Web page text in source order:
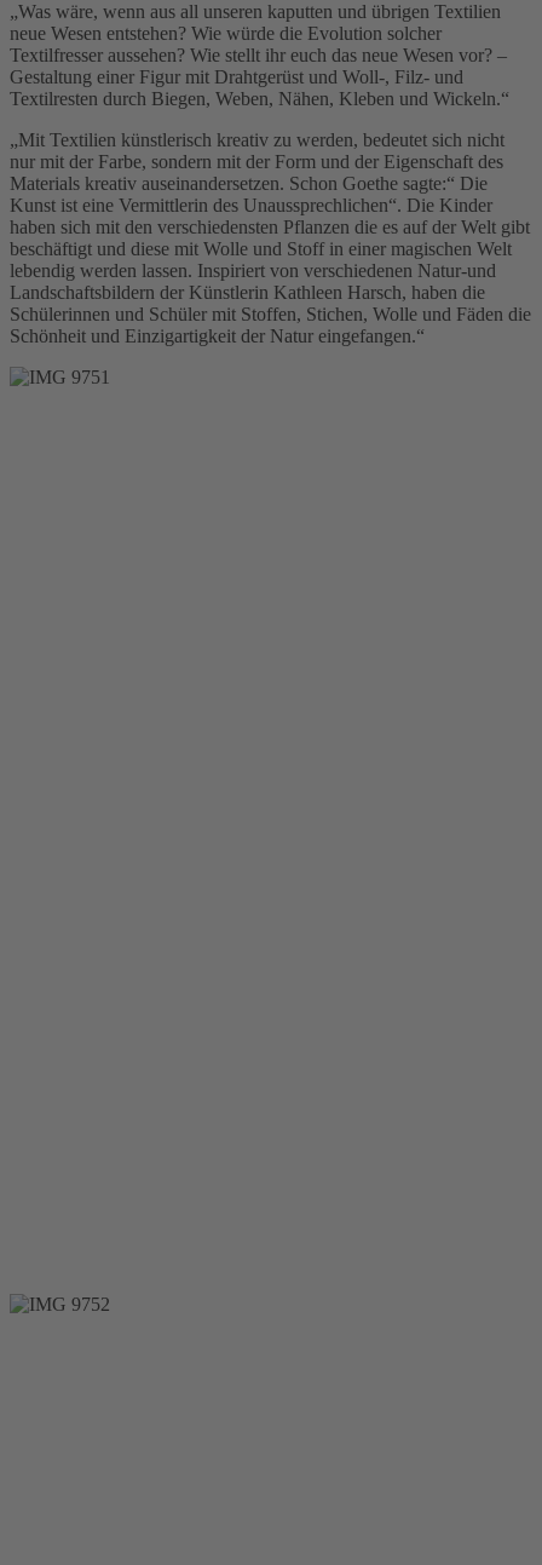
„Was wäre, wenn aus all unseren kaputten und übrigen Textilien
neue Wesen entstehen? Wie würde die Evolution solcher
Textilfresser aussehen? Wie stellt ihr euch das neue Wesen vor? –
Gestaltung einer Figur mit Drahtgerüst und Woll-, Filz- und
Textilresten durch Biegen, Weben, Nähen, Kleben und Wickeln.“
„Mit Textilien künstlerisch kreativ zu werden, bedeutet sich nicht
nur mit der Farbe, sondern mit der Form und der Eigenschaft des
Materials kreativ auseinandersetzen. Schon Goethe sagte:“ Die
Kunst ist eine Vermittlerin des Unaussprechlichen“. Die Kinder
haben sich mit den verschiedensten Pflanzen die es auf der Welt gibt
beschäftigt und diese mit Wolle und Stoff in einer magischen Welt
lebendig werden lassen. Inspiriert von verschiedenen Natur-und
Landschaftsbildern der Künstlerin Kathleen Harsch, haben die
Schülerinnen und Schüler mit Stoffen, Stichen, Wolle und Fäden die
Schönheit und Einzigartigkeit der Natur eingefangen.“